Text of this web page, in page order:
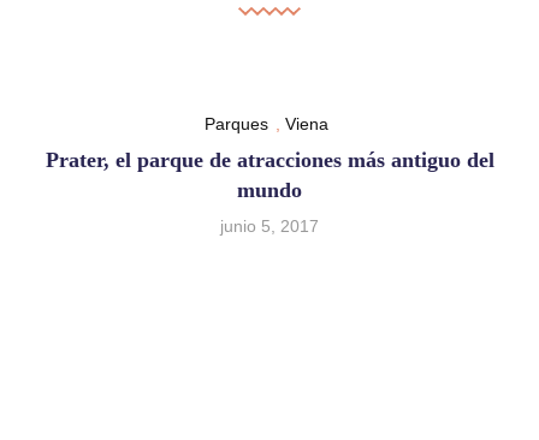
Parques Viena
Prater, el parque de atracciones más antiguo del
mundo
junio 5, 2017